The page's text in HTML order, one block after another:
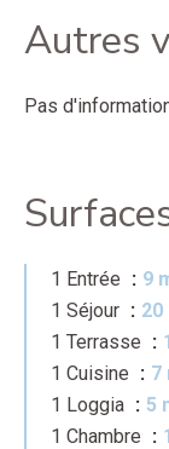
Autres
Pas
1 Entrée 9
1 Séjour
20
1 Terrasse
1 Cuisine
7
1 Loggia
5
1 Chambre